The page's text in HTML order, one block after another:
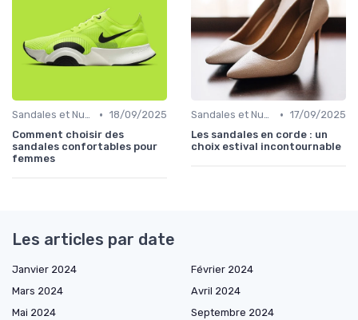
Sandales et Nu-pieds • 18/09/2025
Comment choisir des
sandales confortables pour
femmes
Sandales et Nu-pieds • 17/09/2025
Les sandales en corde : un
choix estival incontournable
Les articles par date
Janvier 2024
Février 2024
Mars 2024
Avril 2024
Mai 2024
Septembre 2024